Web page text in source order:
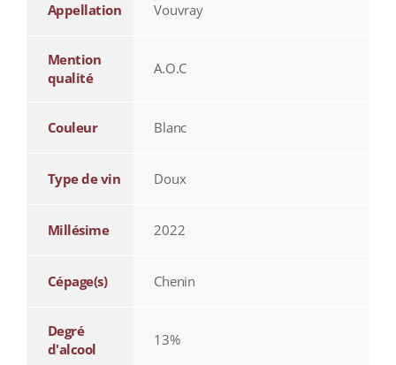
Appellation Vouvray
Mention
qualité
A.O.C
Couleur Blanc
Type de vin Doux
Millésime 2022
Cépage(s) Chenin
Degré
d'alcool
13%